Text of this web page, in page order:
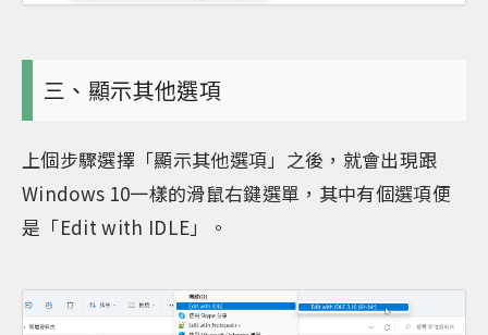
三、顯示其他選項
上個步驟選擇「顯示其他選項」之後，就會出現跟
Windows 10一樣的滑鼠右鍵選單，其中有個選項便
是「Edit with IDLE」。